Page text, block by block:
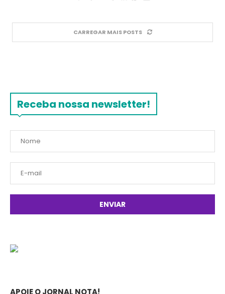
CARREGAR MAIS POSTS
Receba nossa newsletter!
APOIE O JORNAL NOTA!